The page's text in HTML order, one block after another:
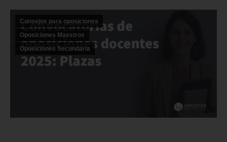
Consejos para oposiciones
Oposiciones Maestros
Oposiciones Secundaria